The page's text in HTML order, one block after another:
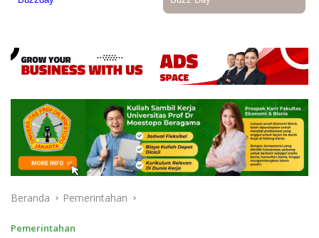
Beranda Pemerintahan
Pemerintahan